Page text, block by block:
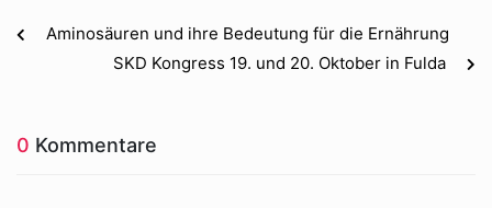
Aminosäuren und ihre Bedeutung für die Ernährung
SKD Kongress 19. und 20. Oktober in Fulda
0 Kommentare